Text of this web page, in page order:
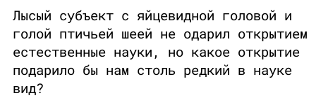
Лысый субъект с яйцевидной головой и
голой птичьей шеей не одарил открытием
естественные науки, но какое открытие
подарило бы нам столь редкий в науке
вид?